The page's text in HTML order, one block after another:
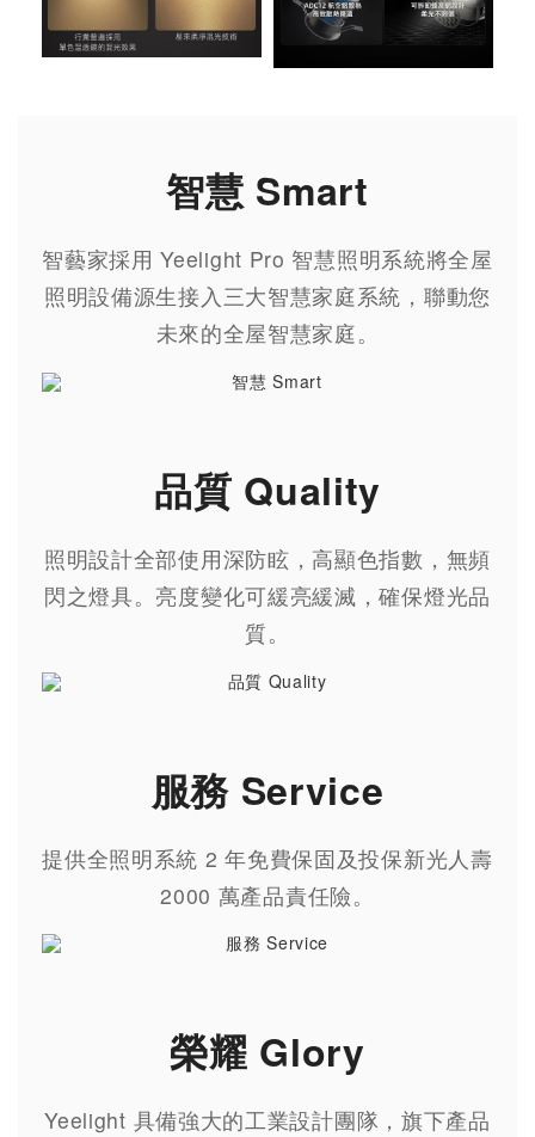
智慧 Smart
智藝家採用 Yeelight Pro 智慧照明系統將全屋
照明設備源生接入三大智慧家庭系統，聯動您
未來的全屋智慧家庭。
品質 Quality
照明設計全部使用深防眩，高顯色指數，無頻
閃之燈具。亮度變化可緩亮緩滅，確保燈光品
質。
服務 Service
提供全照明系統 2 年免費保固及投保新光人壽
2000 萬產品責任險。
榮耀 Glory
Yeelight 具備強大的工業設計團隊，旗下產品